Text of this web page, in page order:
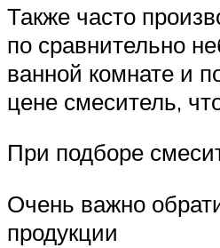
Также часто
по сравнительно
ванной комнате и
цене смеситель,
При подборе
Очень важно
продукции